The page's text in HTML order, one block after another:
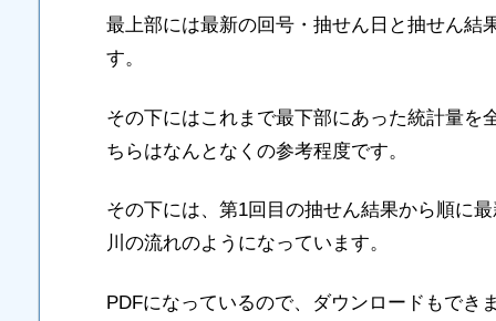
最上部には最新の回号・抽せん日と抽せん結
す。
その下にはこれまで最下部にあった統計量を
ちらはなんとなくの参考程度です。
その下には、第1回目の抽せん結果から順に
川の流れのようになっています。
PDFになっているので、ダウンロードもでき